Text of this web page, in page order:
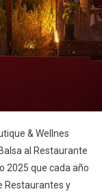
& Wellnes
al Restaurante
2025 que cada año
Restaurantes y